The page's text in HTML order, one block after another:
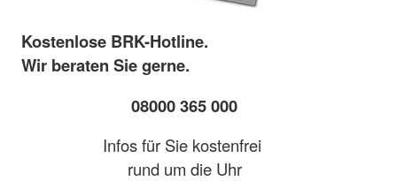
Kostenlose BRK-Hotline.
Wir beraten Sie gerne.
08000 365 000
Infos für Sie kostenfrei
rund um die Uhr